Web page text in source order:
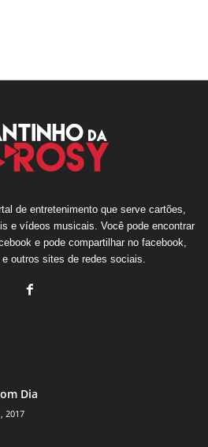
de entretenimento que serve cartões,
e vídeos musicais. Você pode encontrar
e pode compartilhar no facebook,
outros sites de redes sociais.
Dia
2017